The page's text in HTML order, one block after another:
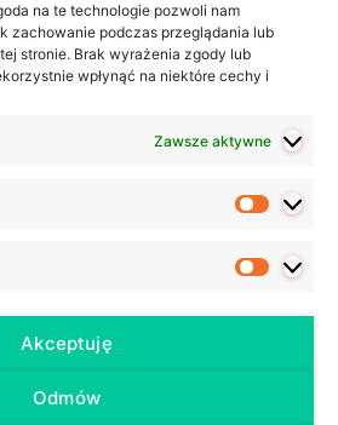
na te technologie pozwoli nam
zachowanie podczas przeglądania lub
stronie. Brak wyrażenia zgody lub
wpłynąć na niektóre cechy i
Zawsze aktywne
Akceptuję
Odmów
– podsumowanie akcji
języka niemieckiego (i nie tylko)?
w języku niemieckim –
w języku niemieckim